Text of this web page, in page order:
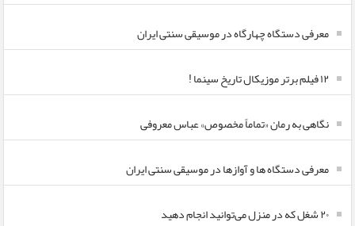
معرفی دستگاه چهارگاه در موسیقی سنتی ایران
۱۲ فیلم برتر موزیکال تاریخ سینما !
نگاهی به رمان «تماماً مخصوص» عباس معروفی
معرفی دستگاه ها و آوازها در موسیقی سنتی ایران
۲۰ شغل که در منزل می‌توانید انجام دهید